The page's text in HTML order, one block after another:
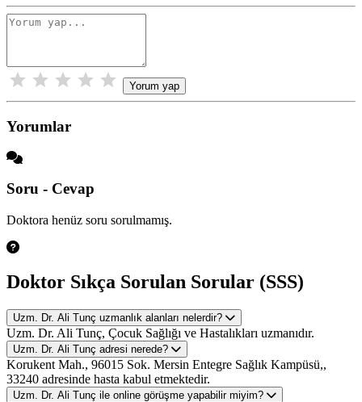
Yorum yap
Yorumlar
Soru - Cevap
Doktora henüz soru sorulmamış.
Doktor Sıkça Sorulan Sorular (SSS)
Uzm. Dr. Ali Tunç uzmanlık alanları nelerdir?
Uzm. Dr. Ali Tunç, Çocuk Sağlığı ve Hastalıkları uzmanıdır.
Uzm. Dr. Ali Tunç adresi nerede?
Korukent Mah., 96015 Sok. Mersin Entegre Sağlık Kampüsü,,
33240 adresinde hasta kabul etmektedir.
Uzm. Dr. Ali Tunç ile online görüşme yapabilir miyim?